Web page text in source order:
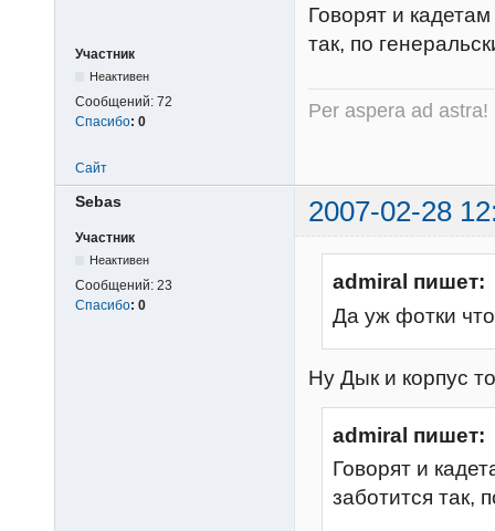
Участник
Неактивен
Сообщений: 72
Спасибо: 0
Говорят и
так, по
Per aspera ad astra!
Сайт
Sebas 2007-02-28
Участник
Неактивен
Сообщений: 23
Спасибо: 0
admiral пишет:
Да уж фотки
Ну Дык и корпус
admiral пишет:
Говорят и
заботится так,